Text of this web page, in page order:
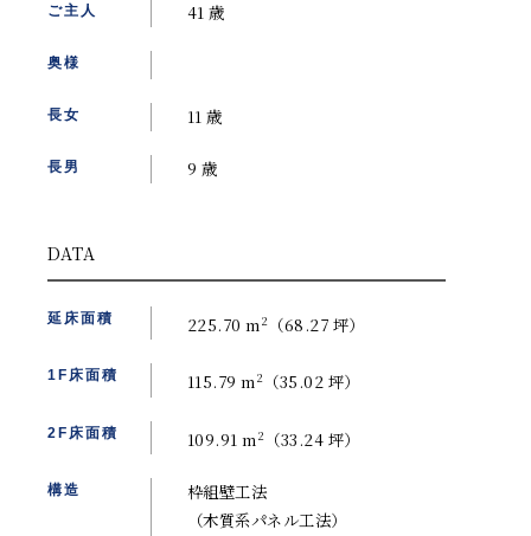
ご主人 41 歳
奥様
長女 11 歳
長男 9 歳
DATA
延床面積 225.70 m2 （68.27 坪）
1F床面積 115.79 m2 （35.02 坪）
2F床面積 109.91 m2 （33.24 坪）
構造
枠組壁工法
（木質系パネル工法）